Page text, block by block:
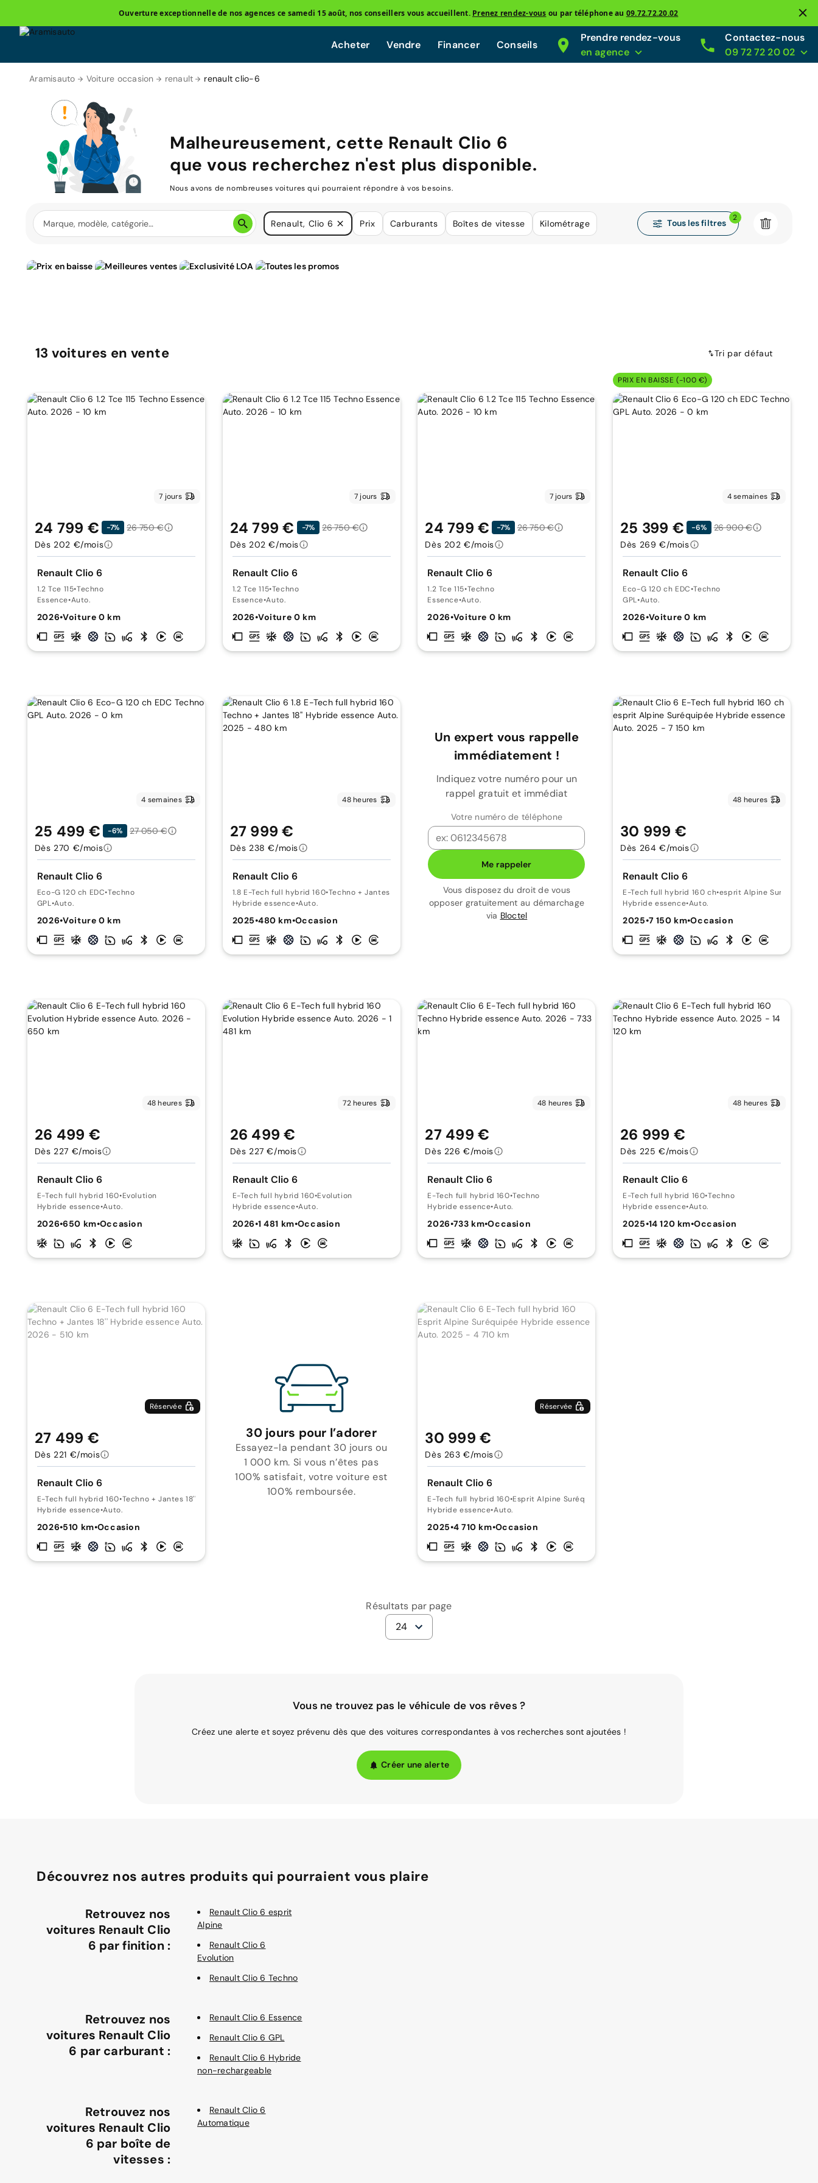
Ouverture exceptionnelle de nos agences ce samedi 15 août, nos conseillers vous accueillent. Prenez rendez-vous ou par téléphone au 09.72.72.20.02
Acheter Vendre Financer Conseils
Prendre rendez-vous
en agence
Contactez-nous
09 72 72 20 02
Aramisauto Voiture occasion renault renault clio-6
Malheureusement, cette Renault Clio 6
que vous recherchez n'est plus disponible.
Nous avons de nombreuses voitures qui pourraient répondre à vos besoins.
Renault, Clio 6 Prix Carburants Boîtes de vitesse Kilométrage Tous les filtres
2
13voitures en vente Tri par défaut
7 jours
Renault Clio 6
1.2 Tce 115•Techno
Essence•Auto.
2026•Voiture 0 km
24 799 € -7%
26 750 €
Dès 202 €/mois
7 jours
Renault Clio 6
1.2 Tce 115•Techno
Essence•Auto.
2026•Voiture 0 km
24 799 € -7%
26 750 €
Dès 202 €/mois
7 jours
Renault Clio 6
1.2 Tce 115•Techno
Essence•Auto.
2026•Voiture 0 km
24 799 € -7%
26 750 €
Dès 202 €/mois
PRIX EN BAISSE (-100 €)
4 semaines
Renault Clio 6
Eco-G 120 ch EDC•Techno
GPL•Auto.
2026•Voiture 0 km
25 399 € -6%
26 900 €
Dès 269 €/mois
4 semaines
Renault Clio 6
Eco-G 120 ch EDC•Techno
GPL•Auto.
2026•Voiture 0 km
25 499 € -6%
27 050 €
Dès 270 €/mois
48 heures
Renault Clio 6
1.8 E-Tech full hybrid 160•Techno + Jantes 18''
Hybride essence•Auto.
2025•480 km•Occasion
27 999 €
Dès 238 €/mois
Un expert vous rappelle
immédiatement !
Indiquez votre numéro pour un
rappel gratuit et immédiat
Votre numéro de téléphone
Me rappeler
Vous disposez du droit de vous
opposer gratuitement au démarchage
via Bloctel
48 heures
Renault Clio 6
E-Tech full hybrid 160 ch•esprit Alpine Suréquipée
Hybride essence•Auto.
2025•7 150 km•Occasion
30 999 €
Dès 264 €/mois
48 heures
Renault Clio 6
E-Tech full hybrid 160•Evolution
Hybride essence•Auto.
2026•650 km•Occasion
26 499 €
Dès 227 €/mois
72 heures
Renault Clio 6
E-Tech full hybrid 160•Evolution
Hybride essence•Auto.
2026•1 481 km•Occasion
26 499 €
Dès 227 €/mois
48 heures
Renault Clio 6
E-Tech full hybrid 160•Techno
Hybride essence•Auto.
2026•733 km•Occasion
27 499 €
Dès 226 €/mois
48 heures
Renault Clio 6
E-Tech full hybrid 160•Techno
Hybride essence•Auto.
2025•14 120 km•Occasion
26 999 €
Dès 225 €/mois
Réservée
Renault Clio 6
E-Tech full hybrid 160•Techno + Jantes 18''
Hybride essence•Auto.
2026•510 km•Occasion
27 499 €
Dès 221 €/mois
30 jours pour l’adorer
Essayez-la pendant 30 jours ou
1 000 km. Si vous n’êtes pas
100% satisfait, votre voiture est
100% remboursée.
Réservée
Renault Clio 6
E-Tech full hybrid 160•Esprit Alpine Suréquipée
Hybride essence•Auto.
2025•4 710 km•Occasion
30 999 €
Dès 263 €/mois
Résultats par page
24
Vous ne trouvez pas le véhicule de vos rêves ?
Créez une alerte et soyez prévenu dès que des voitures correspondantes à vos recherches sont ajoutées !
Créer une alerte
Découvrez nos autres produits qui pourraient vous plaire
Retrouvez nos
voitures Renault Clio
6 par finition :
Renault Clio 6 esprit
Alpine
Renault Clio 6
Evolution
Renault Clio 6 Techno
Retrouvez nos
voitures Renault Clio
6 par carburant :
Renault Clio 6 Essence
Renault Clio 6 GPL
Renault Clio 6 Hybride
non-rechargeable
Retrouvez nos
voitures Renault Clio
6 par boîte de
vitesses :
Renault Clio 6
Automatique